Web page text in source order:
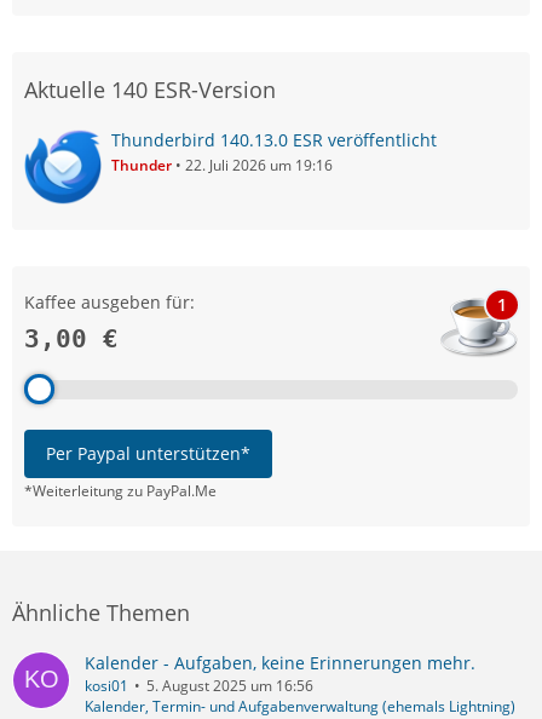
Aktuelle 140 ESR-Version
Thunderbird 140.13.0 ESR veröffentlicht
Thunder 22. Juli 2026 um 19:16
Kaffee ausgeben für:
3,00 €
1
Per Paypal unterstützen*
*Weiterleitung zu PayPal.Me
Ähnliche Themen
Kalender - Aufgaben, keine Erinnerungen mehr.
kosi01
5. August 2025 um 16:56
Kalender, Termin- und Aufgabenverwaltung (ehemals Lightning)